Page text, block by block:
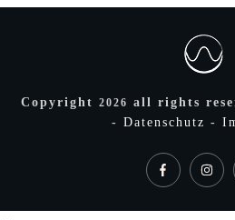
Copyright 2026 all rights
- Datenschutz -